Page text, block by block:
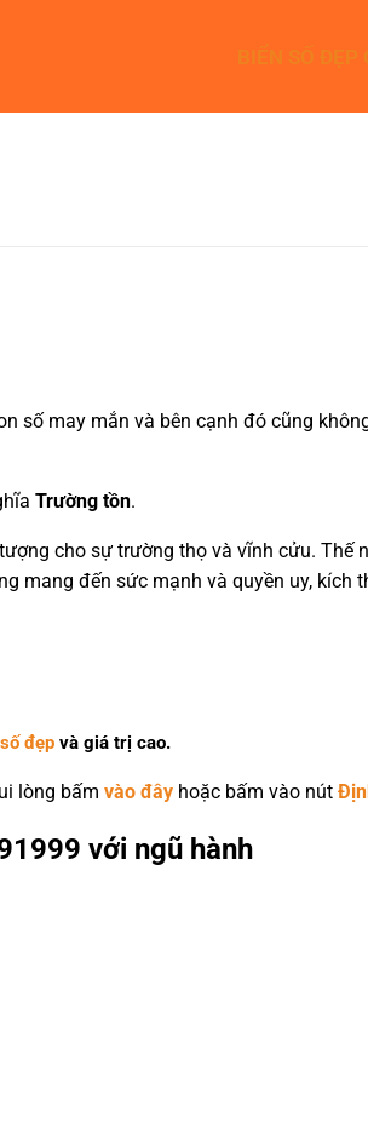
số may mắn và bên cạnh đó cũng
Trường tồn.
cho sự trường thọ và vĩnh cửu.
mang đến sức mạnh và quyền uy,
đẹp và giá trị cao.
lòng bấm vào đây hoặc bấm vào nút
với ngũ hành